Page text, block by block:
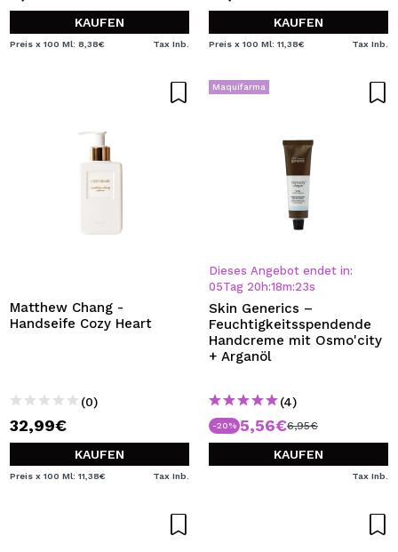
KAUFEN
Preis x 100 Ml: 8,38€ Tax Inb.
KAUFEN
Preis x 100 Ml: 11,38€ Tax Inb.
Matthew Chang -
Handseife Cozy Heart
(0)
32,99€
KAUFEN
Preis x 100 Ml: 11,38€ Tax Inb.
Maquifarma
Dieses Angebot endet in:
05Tag 20 h:18m:23s
Skin Generics –
Feuchtigkeitsspendende
Handcreme mit Osmo'city
+ Arganöl
(4)
-20% 5,56€6,95€
KAUFEN
Tax Inb.